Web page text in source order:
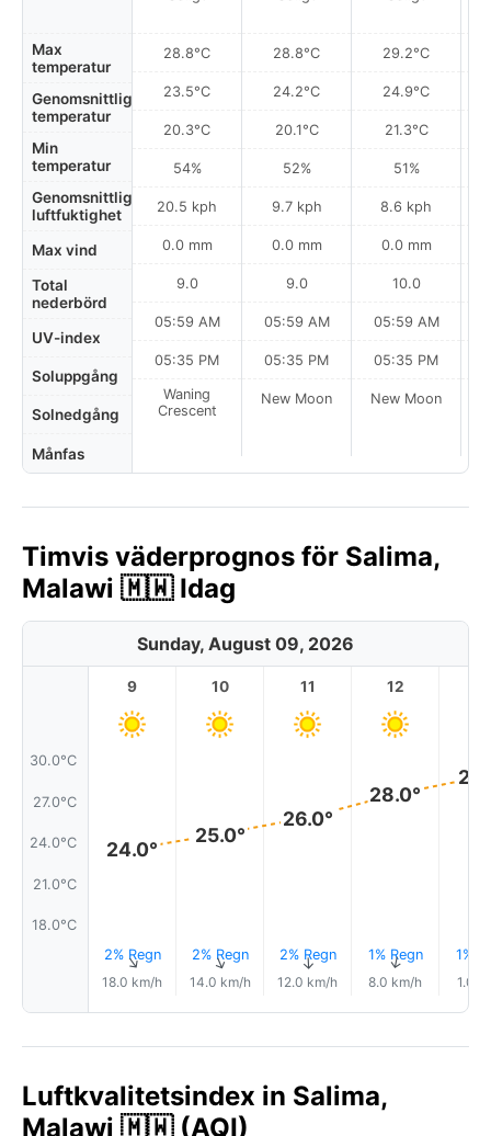
Max
temperatur
Genomsnittlig
temperatur
Min
temperatur
Genomsnittlig
luftfuktighet
Max vind
Total
nederbörd
UV-index
Soluppgång
Solnedgång
Månfas
28.8°C
23.5°C
20.3°C
54%
20.5 kph
0.0 mm
9.0
05:59 AM
05:35 PM
Waning
Crescent
28.8°C
24.2°C
20.1°C
52%
9.7 kph
0.0 mm
9.0
05:59 AM
05:35 PM
New Moon
29.2°C
24.9°C
21.3°C
51%
8.6 kph
0.0 mm
10.0
05:59 AM
05:35 PM
New Moon
Timvis väderprognos för Salima,
Malawi 🇲🇼 Idag
Sunday, August 09, 2026
30.0°C
27.0°C
24.0°C
21.0°C
18.0°C
9
24.0°
2% Regn
↑
18.0 km/h
10
25.0°
2% Regn
↑
14.0 km/h
11
26.0°
2% Regn
↑
12.0 km/h
12
28.0°
1% Regn
↑
8.0 km/h
1%
1.0
Luftkvalitetsindex in Salima,
Malawi 🇲🇼 (AQI)